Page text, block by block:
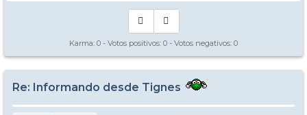
Karma: 0 - Votos positivos: 0 - Votos negativos: 0
Re: Informando desde Tignes